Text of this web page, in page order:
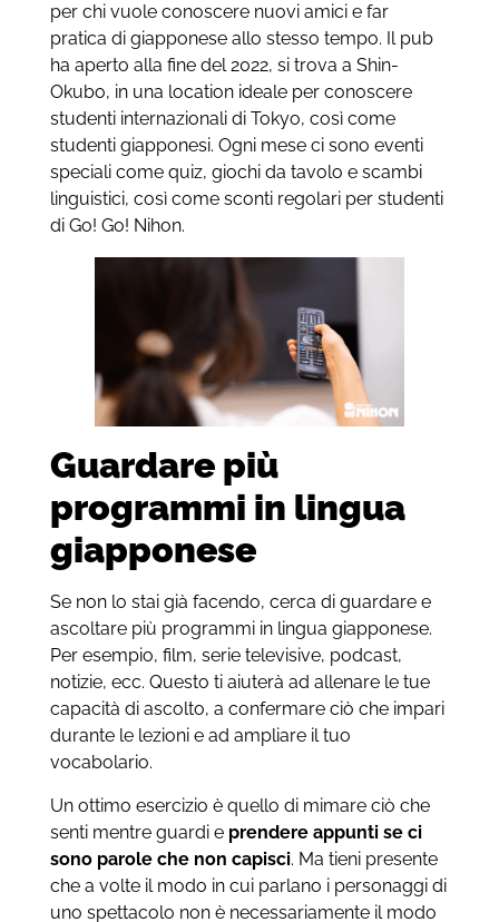
per chi vuole conoscere nuovi amici e far
pratica di giapponese allo stesso tempo. Il pub
ha aperto alla fine del 2022, si trova a Shin-
Okubo, in una location ideale per conoscere
studenti internazionali di Tokyo, così come
studenti giapponesi. Ogni mese ci sono eventi
speciali come quiz, giochi da tavolo e scambi
linguistici, così come sconti regolari per studenti
di Go! Go! Nihon.
Guardare più
programmi in lingua
giapponese
Se non lo stai già facendo, cerca di guardare e
ascoltare più programmi in lingua giapponese.
Per esempio, film, serie televisive, podcast,
notizie, ecc. Questo ti aiuterà ad allenare le tue
capacità di ascolto, a confermare ciò che impari
durante le lezioni e ad ampliare il tuo
vocabolario.
Un ottimo esercizio è quello di mimare ciò che
senti mentre guardi e prendere appunti se ci
sono parole che non capisci. Ma tieni presente
che a volte il modo in cui parlano i personaggi di
uno spettacolo non è necessariamente il modo